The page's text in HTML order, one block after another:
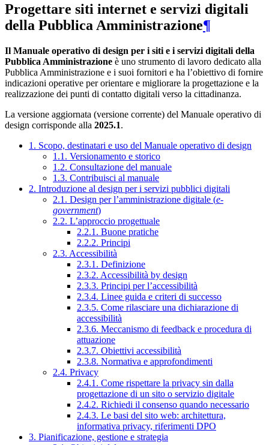
Progettare siti internet e servizi digitali
della Pubblica Amministrazione¶
Il Manuale operativo di design per i siti e i servizi digitali della
Pubblica Amministrazione è uno strumento di lavoro dedicato alla
Pubblica Amministrazione e i suoi fornitori e ha l’obiettivo di fornire
indicazioni operative per orientare e migliorare la progettazione e la
realizzazione dei punti di contatto digitali verso la cittadinanza.
La versione aggiornata (versione corrente) del Manuale operativo di
design corrisponde alla 2025.1.
1. Scopo, destinatari e uso del Manuale operativo di design
1.1. Versionamento e storico
1.2. Consultazione del manuale
1.3. Contribuisci al manuale
2. Introduzione al design per i servizi pubblici digitali
2.1. Design per l’amministrazione digitale (e-
government)
2.2. L’approccio progettuale
2.2.1. Buone pratiche
2.2.2. Principi
2.3. Accessibilità
2.3.1. Definizione
2.3.2. Accessibilità by design
2.3.3. Principi per l’accessibilità
2.3.4. Linee guida e criteri di successo
2.3.5. Come rilasciare una dichiarazione di
accessibilità
2.3.6. Meccanismo di feedback e procedura di
attuazione
2.3.7. Obiettivi accessibilità
2.3.8. Normativa e approfondimenti
2.4. Privacy
2.4.1. Come rispettare la privacy sin dalla
progettazione di un sito o servizio digitale
2.4.2. Richiedi il consenso quando necessario
2.4.3. Le basi del sito web: architettura,
informativa privacy, riferimenti DPO
3. Pianificazione, gestione e strategia